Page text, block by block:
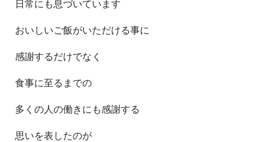
日常にも息づいています
おいしいご飯がいただける事に
感謝するだけでなく
食事に至るまでの
多くの人の働きにも感謝する
思いを表したのが